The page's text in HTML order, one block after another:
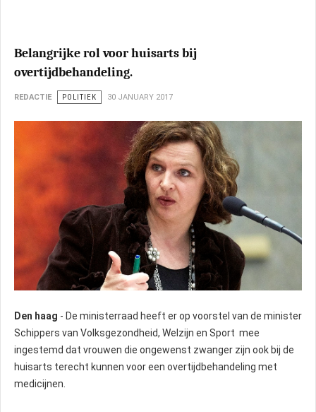
Belangrijke rol voor huisarts bij
overtijdbehandeling.
REDACTIE POLITIEK 30 JANUARY 2017
Den haag - De ministerraad heeft er op voorstel van de minister
Schippers van Volksgezondheid, Welzijn en Sport mee
ingestemd dat vrouwen die ongewenst zwanger zijn ook bij de
huisarts terecht kunnen voor een overtijdbehandeling met
medicijnen.